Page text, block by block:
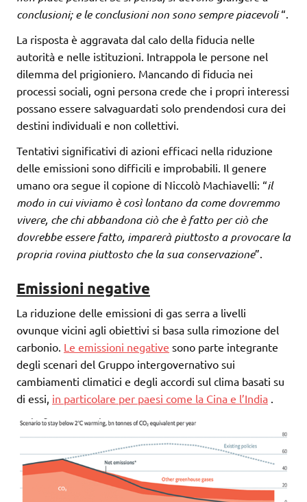
conclusioni; e le conclusioni non sono sempre piacevoli“.
La risposta è aggravata dal calo della fiducia nelle
autorità e nelle istituzioni. Intrappola le persone nel
dilemma del prigioniero. Mancando di fiducia nei
processi sociali, ogni persona crede che i propri interessi
possano essere salvaguardati solo prendendosi cura dei
destini individuali e non collettivi.
Tentativi significativi di azioni efficaci nella riduzione
delle emissioni sono difficili e improbabili. Il genere
umano ora segue il copione di Niccolò Machiavelli: “il
modo in cui viviamo è così lontano da come dovremmo
vivere, che chi abbandona ciò che è fatto per ciò che
dovrebbe essere fatto, imparerà piuttosto a provocare la
propria rovina piuttosto che la sua conservazione”.
Emissioni negative
La riduzione delle emissioni di gas serra a livelli
ovunque vicini agli obiettivi si basa sulla rimozione del
carbonio. Le emissioni negative sono parte integrante
degli scenari del Gruppo intergovernativo sui
cambiamenti climatici e degli accordi sul clima basati su
di essi, in particolare per paesi come la Cina e l’India